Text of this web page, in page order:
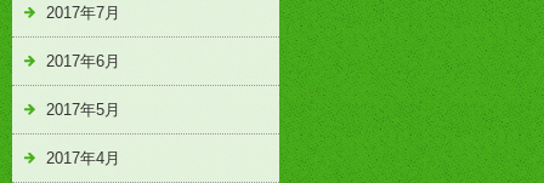
2017年7月
2017年6月
2017年5月
2017年4月